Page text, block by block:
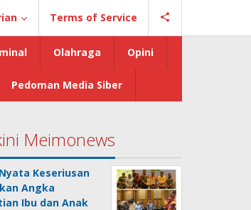
Terms of Service
Olahraga Opini
Pedoman Media Siber
Meimonews
Keseriusan
Angka
Ibu dan Anak